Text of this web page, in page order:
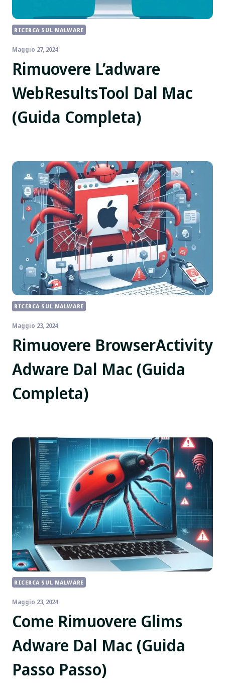
RICERCA SUL MALWARE
Rimuovere L’adware
WebResultsTool Dal Mac
(Guida Completa)
Maggio 27, 2024
RICERCA SUL MALWARE
Rimuovere BrowserActivity
Adware Dal Mac (Guida
Completa)
Maggio 23, 2024
RICERCA SUL MALWARE
Come Rimuovere Glims
Adware Dal Mac (Guida
Passo Passo)
Maggio 23, 2024